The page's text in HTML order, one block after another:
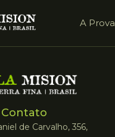
A Prova
Contato
de Carvalho, 356,